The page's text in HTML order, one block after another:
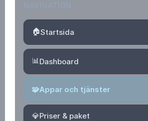
🏠Startsida
📊Dashboard
🧩Appar och tjänster
💎Priser & paket